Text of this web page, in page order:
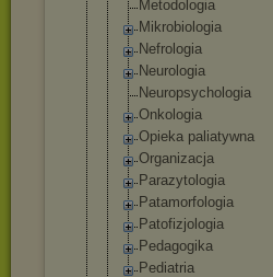
Metodologia
Mikrobiologia
Nefrologia
Neurologia
Neuropsycho logia
Onkologia
Opieka paliatywna
Organizacja
Parazytologia
Patamorfologia
Patofizjologia
Pedagogika
Pediatria